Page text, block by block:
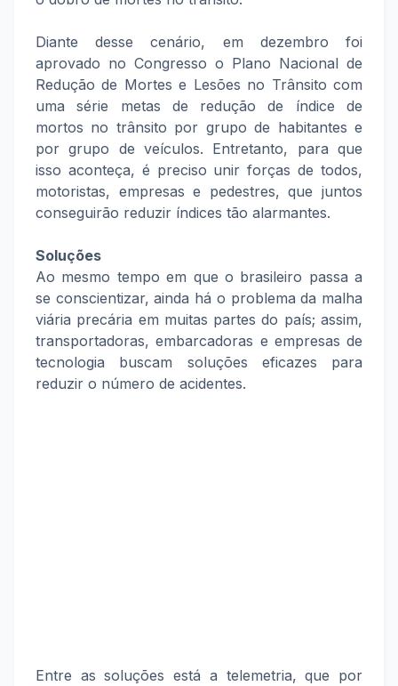
Diante desse cenário, em dezembro foi
aprovado no Congresso o Plano Nacional de
Redução de Mortes e Lesões no Trânsito com
uma série metas de redução de índice de
mortos no trânsito por grupo de habitantes e
por grupo de veículos. Entretanto, para que
isso aconteça, é preciso unir forças de todos,
motoristas, empresas e pedestres, que juntos
conseguirão reduzir índices tão alarmantes.
Soluções
Ao mesmo tempo em que o brasileiro passa a
se conscientizar, ainda há o problema da malha
viária precária em muitas partes do país; assim,
transportadoras, embarcadoras e empresas de
tecnologia buscam soluções eficazes para
reduzir o número de acidentes.
Entre as soluções está a telemetria, que por